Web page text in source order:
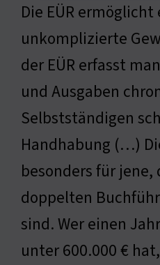
Die EÜR ermöglicht
unkomplizierte
der EÜR erfasst
und Ausgaben
Selbstständigen
Handhabung (…)
besonders für
doppelten
sind. Wer einen
unter 600.000 €